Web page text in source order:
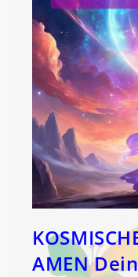
AMEN